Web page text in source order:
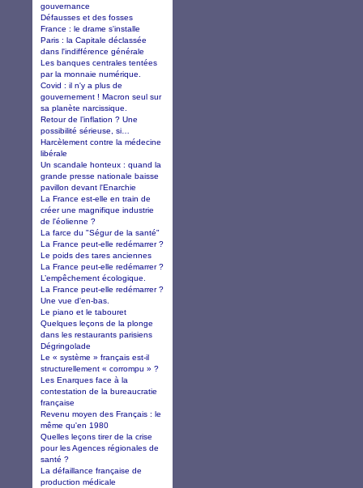
gouvernance
Défausses et des fosses
France : le drame s'installe
Paris : la Capitale déclassée
dans l'indifférence générale
Les banques centrales tentées
par la monnaie numérique.
Covid : il n'y a plus de
gouvernement ! Macron seul sur
sa planète narcissique.
Retour de l’inflation ? Une
possibilité sérieuse, si…
Harcèlement contre la médecine
libérale
Un scandale honteux : quand la
grande presse nationale baisse
pavillon devant l'Enarchie
La France est-elle en train de
créer une magnifique industrie
de l'éolienne ?
La farce du "Ségur de la santé"
La France peut-elle redémarrer ?
Le poids des tares anciennes
La France peut-elle redémarrer ?
L’empêchement écologique.
La France peut-elle redémarrer ?
Une vue d'en-bas.
Le piano et le tabouret
Quelques leçons de la plonge
dans les restaurants parisiens
Dégringolade
Le « système » français est-il
structurellement « corrompu » ?
Les Enarques face à la
contestation de la bureaucratie
française
Revenu moyen des Français : le
même qu'en 1980
Quelles leçons tirer de la crise
pour les Agences régionales de
santé ?
La défaillance française de
production médicale